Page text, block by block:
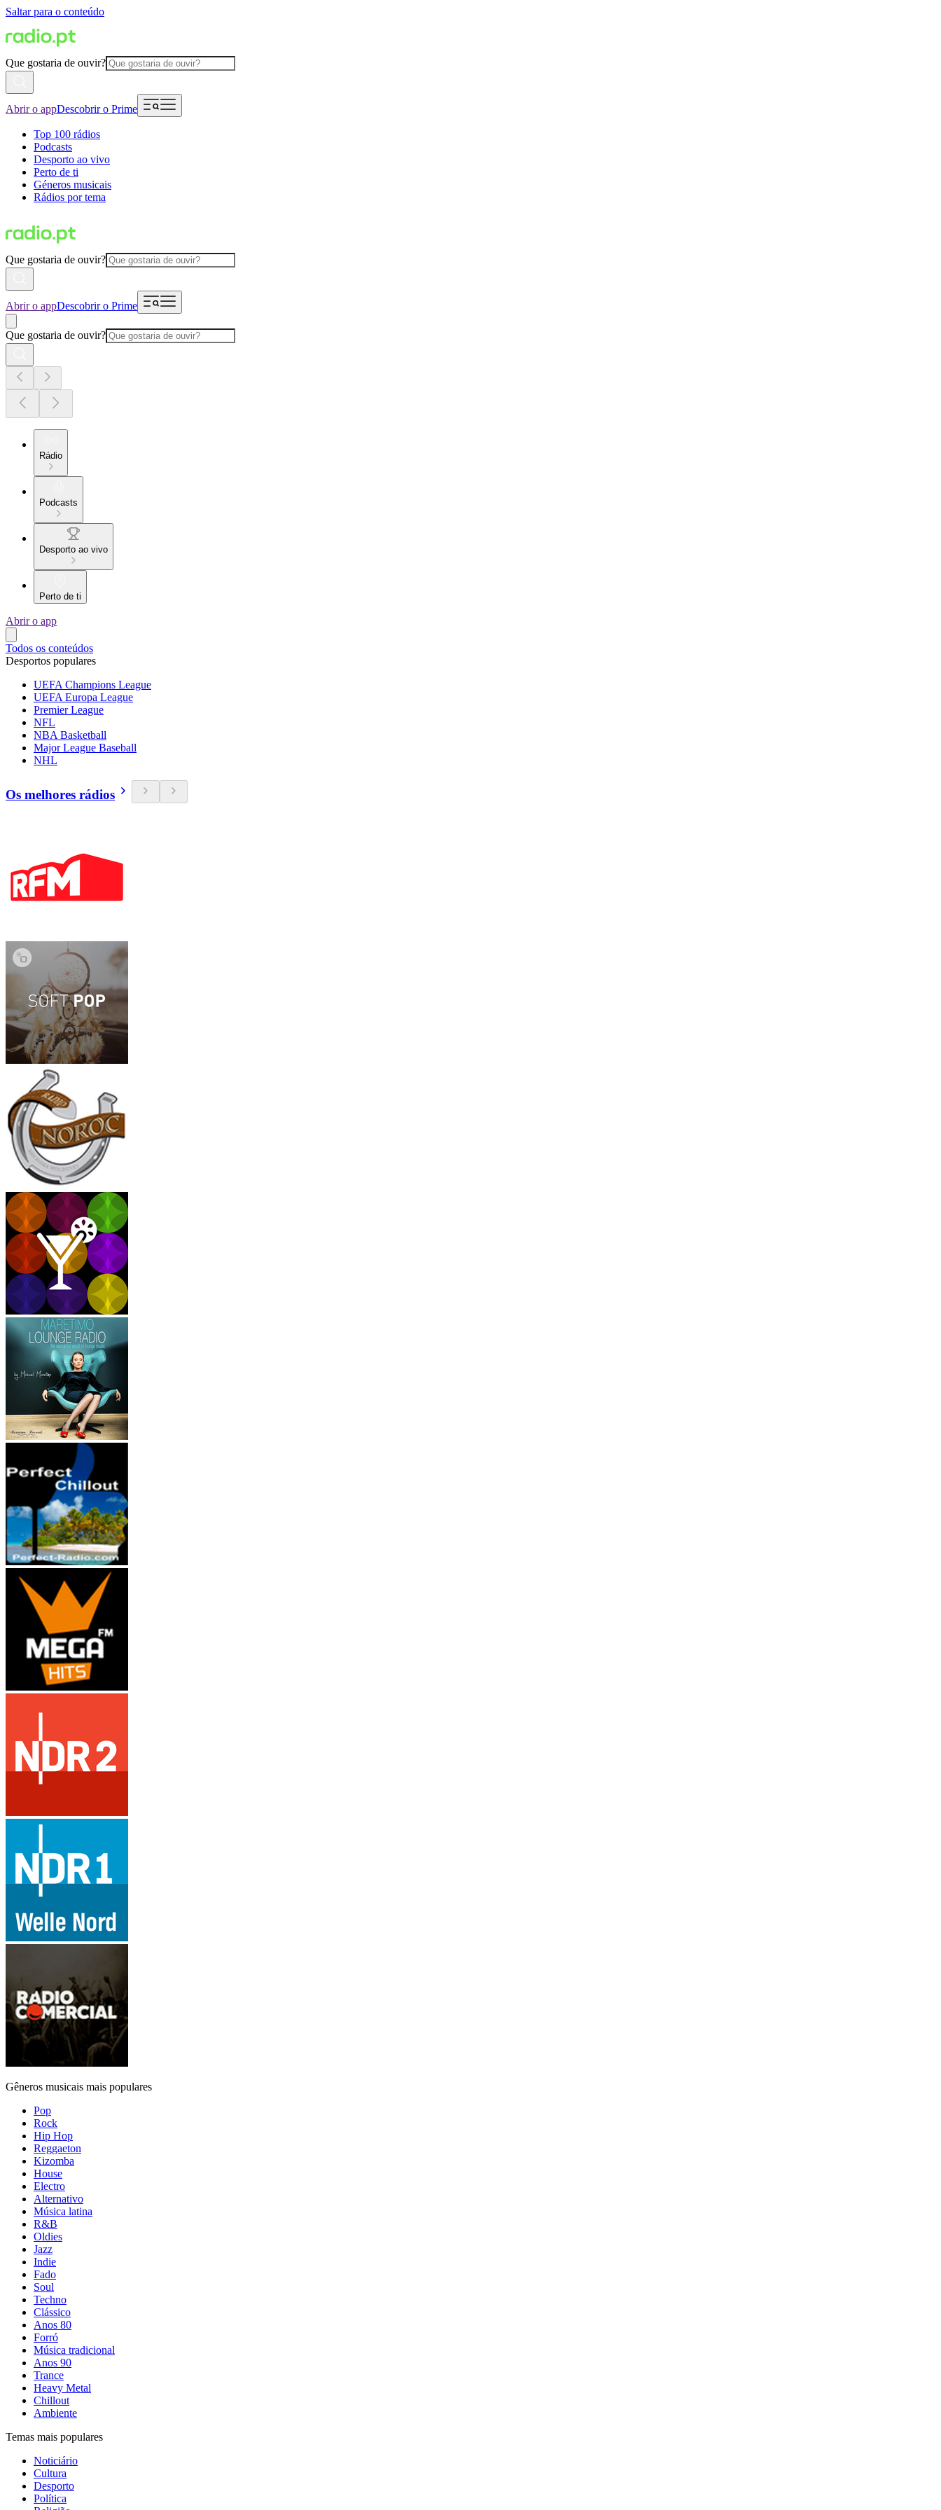
Saltar para o conteúdo
Que gostaria de ouvir?
Abrir o appDescobrir o Prime
Top 100 rádios
Podcasts
Desporto ao vivo
Perto de ti
Géneros musicais
Rádios por tema
Que gostaria de ouvir?
Abrir o appDescobrir o Prime
Que gostaria de ouvir?
Rádio
Podcasts
Desporto ao vivo
Perto de ti
Abrir o app
Todos os conteúdos
Desportos populares
UEFA Champions League
UEFA Europa League
Premier League
NFL
NBA Basketball
Major League Baseball
NHL
Os melhores rádios
Gêneros musicais mais populares
Pop
Rock
Hip Hop
Reggaeton
Kizomba
House
Electro
Alternativo
Música latina
R&B
Oldies
Jazz
Indie
Fado
Soul
Techno
Clássico
Anos 80
Forró
Música tradicional
Anos 90
Trance
Heavy Metal
Chillout
Ambiente
Temas mais populares
Noticiário
Cultura
Desporto
Política